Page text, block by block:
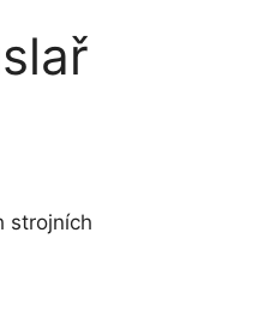
strojních